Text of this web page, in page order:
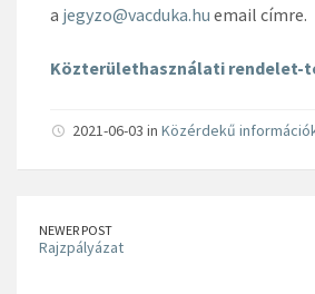
a jegyzo@vacduka.hu email címre.
Közterülethasználati rendelet-
2021-06-03 in Közérdekű
NEWER POST
Rajzpályázat